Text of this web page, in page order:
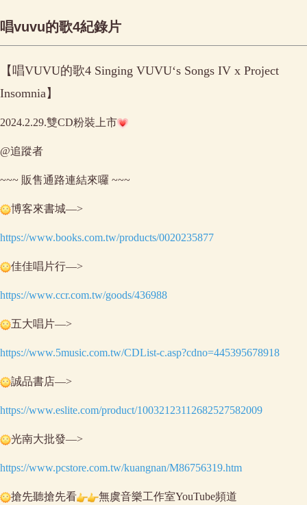
唱vuvu的歌4紀錄片
【唱VUVU的歌4 Singing VUVU‘s Songs IV x Project
Insomnia】
2024.2.29.雙CD粉裝上市
@追蹤者
~~~ 販售通路連結來囉 ~~~
博客來書城—>
https://www.books.com.tw/products/0020235877
佳佳唱片行—>
https://www.ccr.com.tw/goods/436988
五大唱片—>
https://www.5music.com.tw/CDList-c.asp?cdno=445395678918
誠品書店—>
https://www.eslite.com/product/10032123112682527582009
光南大批發—>
https://www.pcstore.com.tw/kuangnan/M86756319.htm
搶先聽搶先看
無虞音樂工作室YouTube頻道